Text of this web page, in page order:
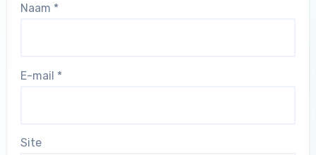
Naam *
E-mail *
Site